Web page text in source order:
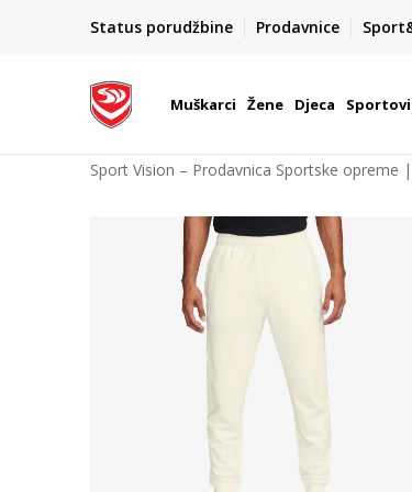
Status porudžbine Prodavnice
POZOVITE NAS NA : 055/490-
Pon-Pet od 9h - 16h
Muškarci Žene Djeca Sportovi
Sport Vision – Prodavnica Sportske opreme